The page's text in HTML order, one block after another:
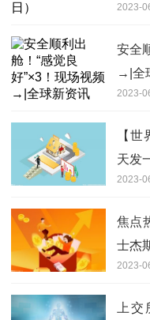
2023-
安全
→|全
2023-
【
天发
2023-
焦点
士杰
2023-
上